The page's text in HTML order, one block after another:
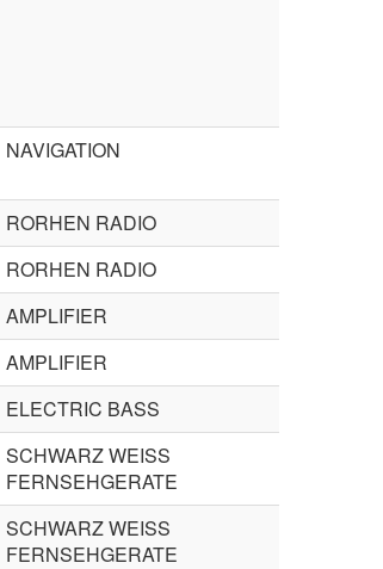
NAVIGATION
RORHEN RADIO
RORHEN RADIO
AMPLIFIER
AMPLIFIER
ELECTRIC BASS
SCHWARZ WEISS
FERNSEHGERATE
SCHWARZ WEISS
FERNSEHGERATE